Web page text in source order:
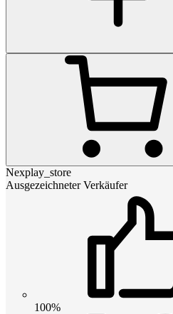
Nexplay_store
Ausgezeichneter Verkäufer
100%